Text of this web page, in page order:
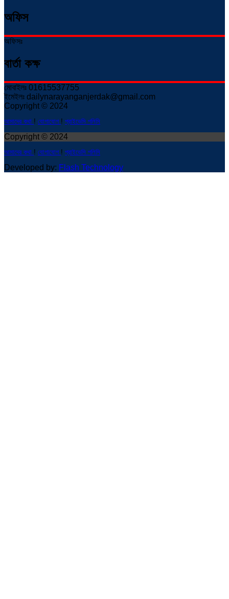
অফিস
অফিসঃ
বার্তা কক্ষ
মোবাইলঃ 01615537755
ইমেইলঃ dailynarayanganjerdak@gmail.com
Copyright © 2024
আমাদের কথা ! যোগাযোগ ! প্রাইভেসি পলিসি
Copyright © 2024
আমাদের কথা ! যোগাযোগ ! প্রাইভেসি পলিসি
Developed by: Flash Technology